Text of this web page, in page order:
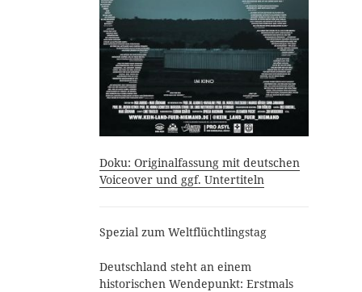
Doku: Originalfassung mit deutschen
Voiceover und ggf. Untertiteln
Spezial zum Weltflüchtlingstag
Deutschland steht an einem
historischen Wendepunkt: Erstmals